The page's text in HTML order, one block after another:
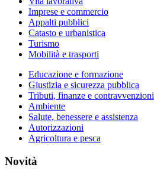
Imprese e commercio
Appalti pubblici
Catasto e urbanistica
Turismo
Mobilità e trasporti
Educazione e formazione
Giustizia e sicurezza pubblica
Tributi, finanze e contravvenzioni
Ambiente
Salute, benessere e assistenza
Autorizzazioni
Agricoltura e pesca
Novità